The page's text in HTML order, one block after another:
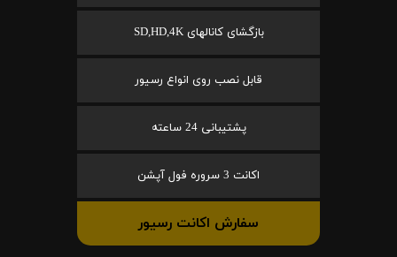
بازگشای کانالهای SD,HD,4K
قابل نصب روی انواع رسیور
پشتیبانی 24 ساعته
اکانت 3 سروره فول آپشن
سفارش اکانت رسیور